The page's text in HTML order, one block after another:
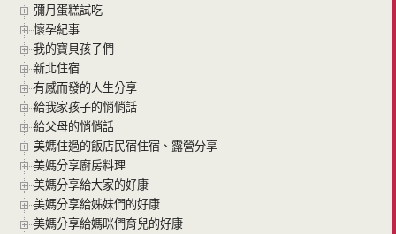
彌月蛋糕試吃
懷孕紀事
我的寶貝孩子們
新北住宿
有感而發的人生分享
給我家孩子的悄悄話
給父母的悄悄話
美媽住過的飯店民宿住宿、露營分享
美媽分享廚房料理
美媽分享給大家的好康
美媽分享給姊妹們的好康
美媽分享給媽咪們育兒的好康